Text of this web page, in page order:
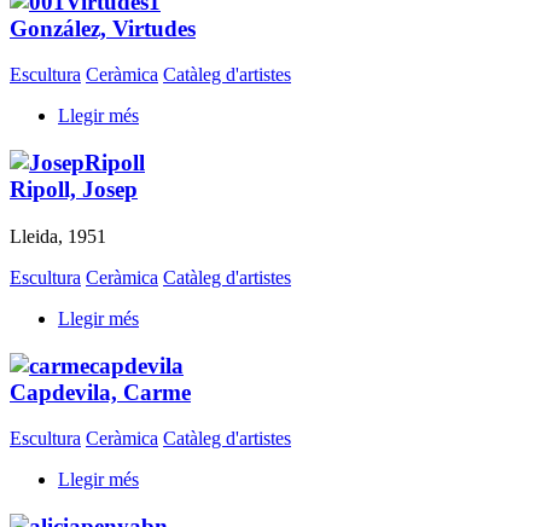
González, Virtudes
Escultura Ceràmica Catàleg d'artistes
Llegir més
Ripoll, Josep
Lleida, 1951
Escultura Ceràmica Catàleg d'artistes
Llegir més
Capdevila, Carme
Escultura Ceràmica Catàleg d'artistes
Llegir més